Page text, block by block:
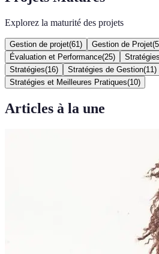
Explorez la maturité des projets
Gestion de projet(61 ) Gestion de Projet(
Évaluation et Performance(25)
Stratégies(16) Stratégies de Gestion(11 )
Stratégies et Meilleures Pratiques(10)
Articles à la une